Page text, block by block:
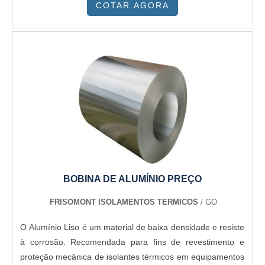
combustão. - Tubulações de água: Isolamento térmico em
COTAR AGORA
BOBINA DE ALUMÍNIO PREÇO
FRISOMONT ISOLAMENTOS TERMICOS / GO
O Alumínio Liso é um material de baixa densidade e resiste
à corrosão. Recomendada para fins de revestimento e
proteção mecânica de isolantes térmicos em equipamentos